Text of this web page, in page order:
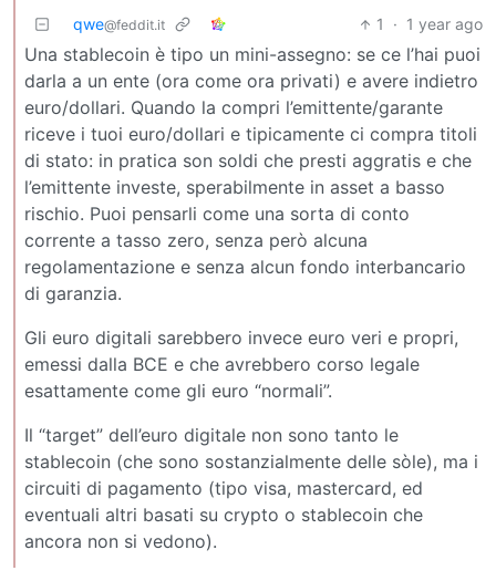
qwe@feddit.it 1 · 1 year ago
Una stablecoin è tipo un mini-assegno: se ce l’hai puoi
darla a un ente (ora come ora privati) e avere indietro
euro/dollari. Quando la compri l’emittente/garante
riceve i tuoi euro/dollari e tipicamente ci compra titoli
di stato: in pratica son soldi che presti aggratis e che
l’emittente investe, sperabilmente in asset a basso
rischio. Puoi pensarli come una sorta di conto
corrente a tasso zero, senza però alcuna
regolamentazione e senza alcun fondo interbancario
di garanzia.
Gli euro digitali sarebbero invece euro veri e propri,
emessi dalla BCE e che avrebbero corso legale
esattamente come gli euro “normali”.
Il “target” dell’euro digitale non sono tanto le
stablecoin (che sono sostanzialmente delle sòle), ma i
circuiti di pagamento (tipo visa, mastercard, ed
eventuali altri basati su crypto o stablecoin che
ancora non si vedono).